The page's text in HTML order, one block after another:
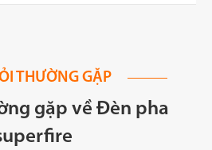
THƯỜNG GẶP
gặp về Đèn pha